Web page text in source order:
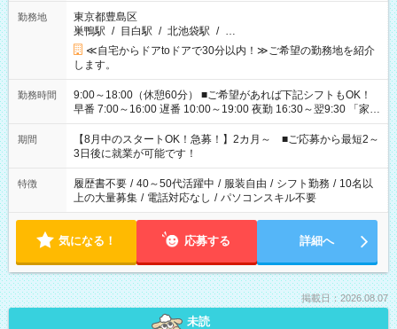
勤務地
東京都豊島区
巣鴨駅 / 目白駅 / 北池袋駅 / …
≪自宅からドアtoドアで30分以内！≫ご希望の勤務地を紹介
します。
勤務時間
9:00～18:00（休憩60分） ■ご希望があれば下記シフトもOK！
早番 7:00～16:00 遅番 10:00～19:00 夜勤 16:30～翌9:30 「家族
と休みを合わせたい」 「余裕を持って夕飯の準備がしたい」
「できれば残業はしたくない」 など、ご希望を教えてください
ね。 ※Wワーク希望の方へ 今ご覧のお仕事で希望する勤務時間
と、もう1つのお仕事の勤務時間。 合計で週40時間を超える場
合は応募できません。
期間
【8月中のスタートOK！急募！】2カ月～ ■ご応募から最短2～
3日後に就業が可能です！
特徴 履歴書不要 / 40～50代活躍中 / 服装自由 / シフト勤務 / 10名以
上の大量募集 / 電話対応なし / パソコンスキル不要
気になる！ 応募する 詳細へ
掲載日：2026.08.07
未読